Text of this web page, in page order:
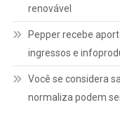
renovável
Pepper recebe
ingressos e
Você se considera
normaliza podem